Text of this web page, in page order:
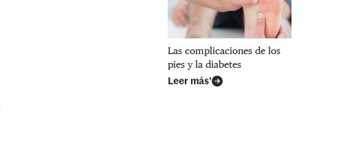
Las complicaciones de los
pies y la diabetes
Leer más’